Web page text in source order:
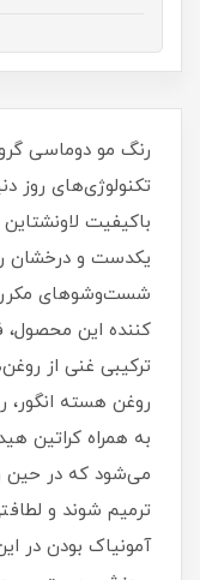
رنگ مو دوماسی
تکنولوژی‌های روز
باکیفیت
یکدست و درخشان را
شست‌وشوهای مکرر
کننده این
ترکیبی غنی از
روغن هسته انگور،
به همراه کراتین
می‌شود که در حین
ترمیم شوند و
آمونیاک بودن در